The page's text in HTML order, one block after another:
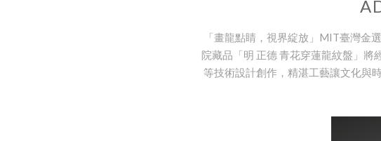
「畫龍點睛，視界綻放」MIT臺灣金
院藏品「明 正德 青花穿蓮龍紋盤」
等技術設計創作，精湛工藝讓文化與